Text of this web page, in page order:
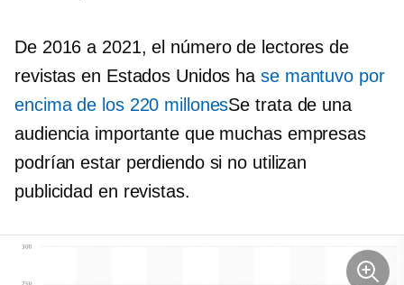
De 2016 a 2021, el número de lectores de
revistas en Estados Unidos ha se mantuvo por
encima de los 220 millonesSe trata de una
audiencia importante que muchas empresas
podrían estar perdiendo si no utilizan
publicidad en revistas.